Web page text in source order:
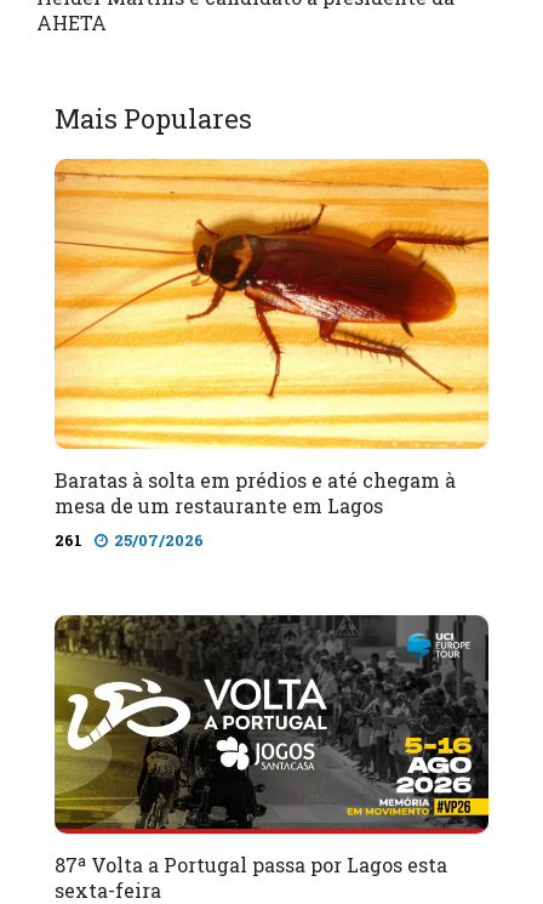
AHETA
Mais Populares
Baratas à solta em prédios e até chegam à
mesa de um restaurante em Lagos
261 25/07/2026
87ª Volta a Portugal passa por Lagos esta
sexta-feira